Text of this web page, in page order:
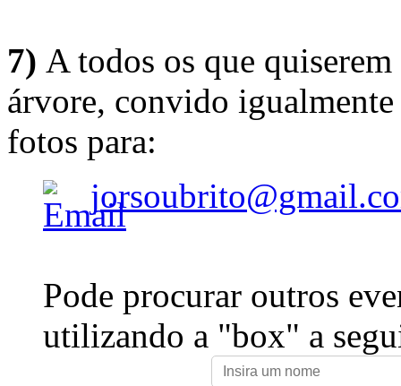
7) A todos os que
árvore, convido
fotos para:
Pode procurar outros
utilizando a "box" a